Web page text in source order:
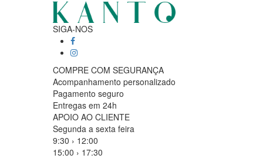
SIGA-NOS
COMPRE COM SEGURANÇA
Acompanhamento personalizado
Pagamento seguro
Entregas em 24h
APOIO AO CLIENTE
Segunda a sexta feira
9:30 › 12:00
15:00 › 17:30